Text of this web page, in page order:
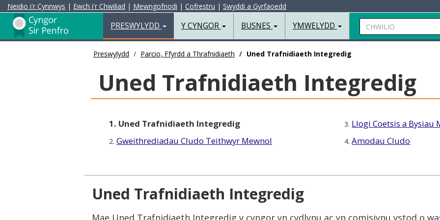
Neidio i'r Cynnwys | Ewch i'r Chwiliad | Mewngofnodi | Cofrestru | Swyddi a Gyrfaoedd
Preswylydd
PRESWYLYDD Y CYNGOR BUSNES YMWELYDD Chwilio
Preswylydd Parcio, Ffyrdd a Thrafnidiaeth Uned Trafnidiaeth Integredig
Uned Trafnidiaeth Integredig
1. Uned Trafnidiaeth Integredig
2.Gweithrediadau Cludo Teithwyr Mewnol
3. Llogi Coetsis a Bysiau
4.Amodau Cludo
Uned Trafnidiaeth Integredig
Mae Uned Trafnidiaeth Integredig y cyngor yn cydlynu ac yn comisiynu ystod o